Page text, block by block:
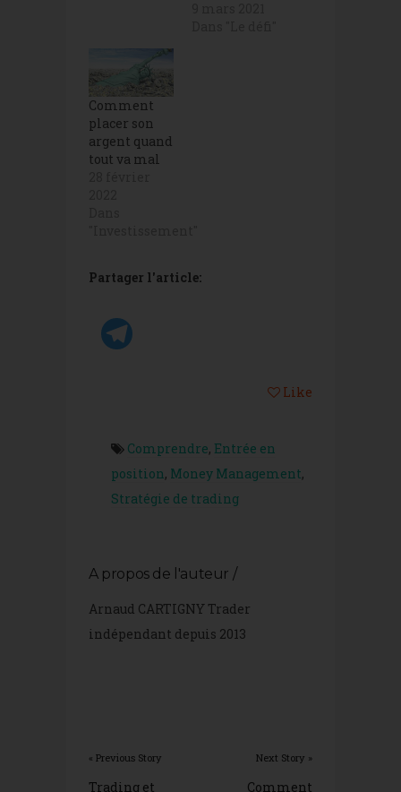
Comment
placer son
argent quand
tout va mal
Partager l'article:
Like
Comprendre, Entrée en
position, Money Management,
Stratégie de trading
A propos de l'auteur /
Arnaud CARTIGNY Trader
indépendant depuis 2013
« Previous Story
Trading et
Next Story »
Comment